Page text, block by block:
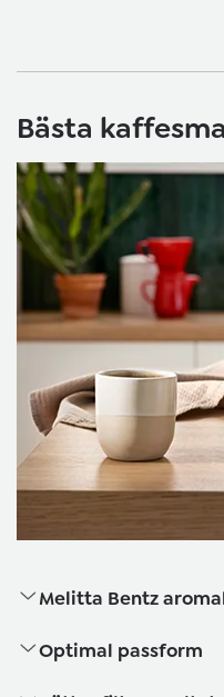
Bästa
Melitta Bentz
Optimal passform